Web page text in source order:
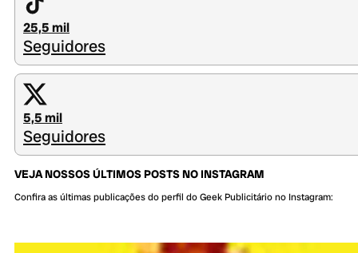
25,5 mil
Seguidores
5,5 mil
Seguidores
VEJA NOSSOS ÚLTIMOS POSTS NO INSTAGRAM
Confira as últimas publicações do perfil do Geek Publicitário no Instagram: